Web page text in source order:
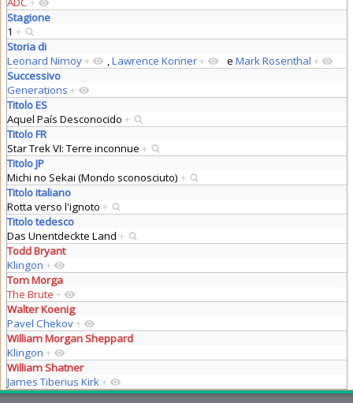
Stagione
1 +
Storia di
Leonard Nimoy+ ,Lawrence Konner+ e Mark Rosenthal +
Successivo
Generations +
Titolo ES
Aquel País Desconocido +
Titolo FR
Star Trek VI: Terre inconnue +
Titolo JP
Michi no Sekai (Mondo sconosciuto) +
Titolo italiano
Rotta verso l'ignoto +
Titolo tedesco
Das Unentdeckte Land +
Todd Bryant
Klingon +
Tom Morga
The Brute +
Walter Koenig
Pavel Chekov+
William Morgan Sheppard
Klingon +
William Shatner
James Tiberius Kirk+